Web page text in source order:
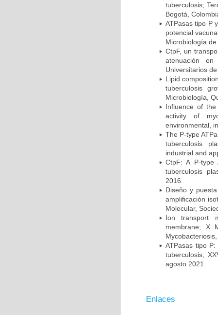
tuberculosis;
Bogotá,
ATPasas tipo P
potencial
Microbiología
CtpF, un
atenuación
Universitarios
Lipid
tuberculosis
Microbiología,
Influence of the
activity of
environmental,
The P-type
tuberculosis
industrial and
CtpF: A P-type
tuberculosis
2016.
Diseño y
amplificación
Molecular,
Ion transport
membrane; X
ATPasas tipo
tuberculosis;
agosto 2021.
Enlaces